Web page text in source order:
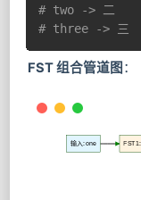
# two -> 二
# three -> 三
FST 组合管道图 ：
输入: one